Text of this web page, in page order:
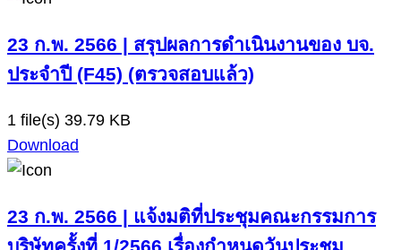
23 ก.พ. 2566 | สรุปผลการดำเนินงานของ บจ.
ประจำปี (F45) (ตรวจสอบแล้ว)
1 file(s) 39.79 KB
Download
23 ก.พ. 2566 | แจ้งมติที่ประชุมคณะกรรมการ